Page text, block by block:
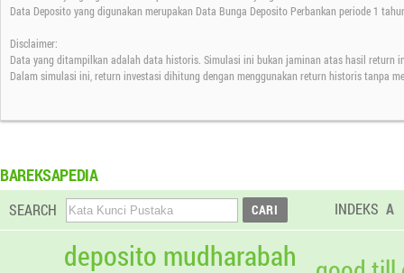
01 Sep 2022 1.000.000 1.227,59 814,6067
01 Okt 2022
01 Nov 2022 1.000.000 1.233,07 810,9867
01 Mar 2023
01 Apr 2023 1.000.000 1.252,97 798,1044
01 Jun 2023 1.000.000 1.262,44 792,1151
Data Deposito yang digunakan merupakan Data Bunga Deposito Perbankan periode 1
Disclaimer:
Data yang ditampilkan adalah data historis. Simulasi ini bukan jaminan atas hasil return
Dalam simulasi ini, return investasi dihitung dengan menggunakan return historis tanpa
BAREKSAPEDIA
SEARCH INDEKS A
deposito mudharabah